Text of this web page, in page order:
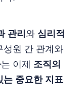
관리 와 심리적
성원 간 관계와
는 이제 조직의
는 중요한 지표